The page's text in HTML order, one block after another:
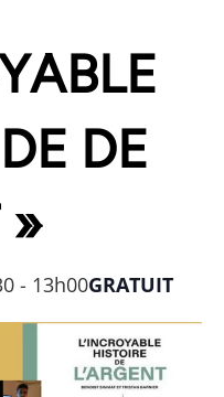
DE
»
- 13h00GRATUIT